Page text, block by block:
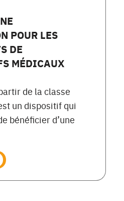
POUR LES
DE
MÉDICAUX
de la classe
un dispositif qui
bénéficier d’une